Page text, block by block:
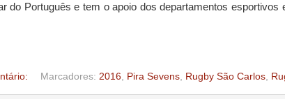
do Português e tem o apoio dos departamentos esportivos
Marcadores: 2016, Pira Sevens, Rugby São Carlos,